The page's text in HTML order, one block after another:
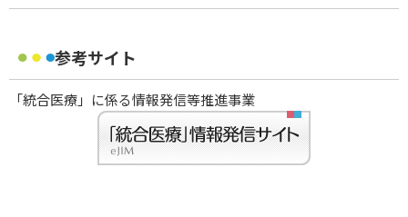
参考サイト
「統合医療」に係る情報発信等推進事業